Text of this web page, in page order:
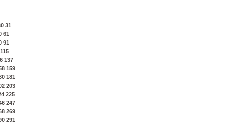
31
61
91
115
137
159
181
203
225
247
269
291